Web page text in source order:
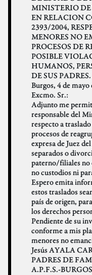
MINISTERIO DE
EN RELACION
2393/2004,
MENORES NO
PROCESOS DE
POSIBLE
HUMANOS,
DE SUS PADRES.
Burgos, 4 de mayo
Excmo. Sr.:
Adjunto me
responsable del
respecto a
procesos de
expresa de Juez
separados o
paterno/filiales no
no custodios ni
Espero emita
estos traslados
país de origen,
los derechos
Pendiente de su
conforme a mis
menores no
Jesús AYALA
PADRES DE
A.P.F.S.-